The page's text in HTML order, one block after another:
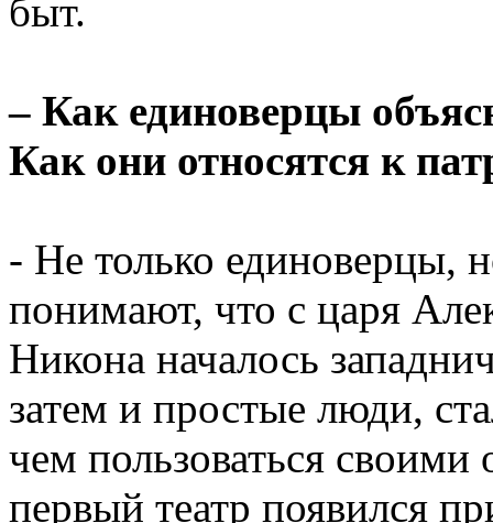
быт.
– Как единоверцы
Как они относятся к
- Не только единоверцы,
понимают, что с царя
Никона началось
затем и простые люди,
чем пользоваться
первый театр появился